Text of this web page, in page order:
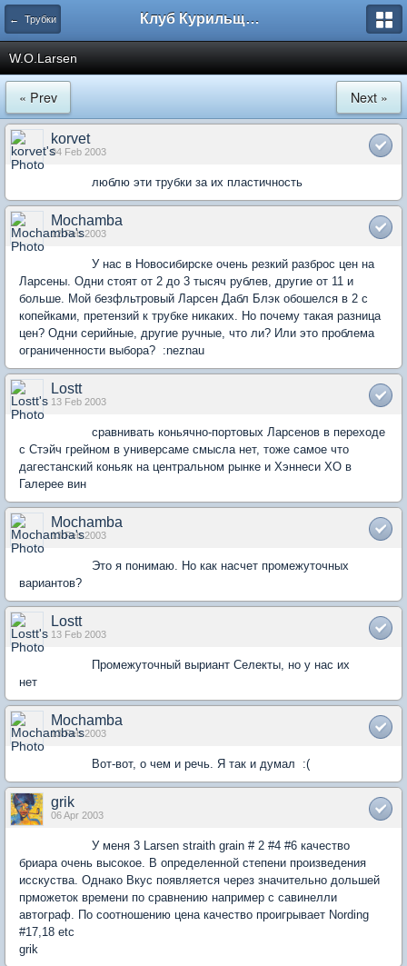
← Трубки Клуб Курильщиков Трубки
W.O.Larsen
« Prev Next »
korvet
04 Feb 2003
люблю эти трубки за их пластичность
Mochamba
12 Feb 2003
У нас в Новосибирске очень резкий разброс цен на
Ларсены. Одни стоят от 2 до 3 тысяч рублев, другие от 11 и
больше. Мой безфльтровый Ларсен Дабл Блэк обошелся в 2 с
копейками, претензий к трубке никаких. Но почему такая разница
цен? Одни серийные, другие ручные, что ли? Или это проблема
ограниченности выбора? :neznau
Lostt
13 Feb 2003
сравнивать коньячно-портовых Ларсенов в переходе
с Стэйч грейном в универсаме смысла нет, тоже самое что
дагестанский коньяк на центральном рынке и Хэннеси ХО в
Галерее вин
Mochamba
13 Feb 2003
Это я понимаю. Но как насчет промежуточных
вариантов?
Lostt
13 Feb 2003
Промежуточный выриант Селекты, но у нас их
нет
Mochamba
13 Feb 2003
Вот-вот, о чем и речь. Я так и думал :(
grik
06 Apr 2003
У меня 3 Larsen straith grain # 2 #4 #6 качество
бриара очень высокое. В определенной степени произведения
исскуства. Однако Вкус появляется через значительно дольшей
прможеток времени по сравнению например с савинелли
автограф. По соотношению цена качество проигрывает Nording
#17,18 etc
grik